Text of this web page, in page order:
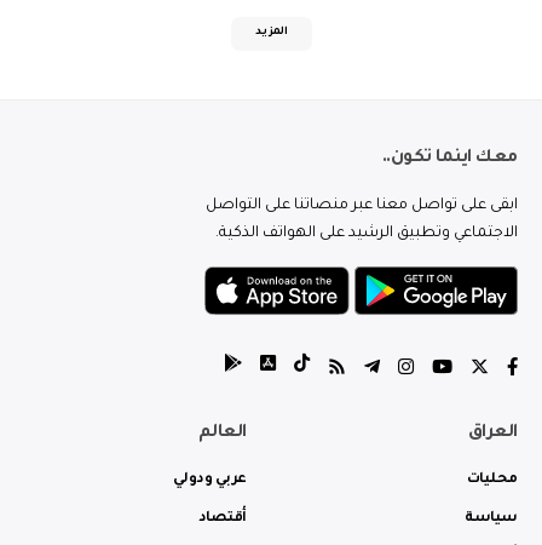
المزيد
معك اينما تكون..
ابقى على تواصل معنا عبر منصاتنا على التواصل
الاجتماعي وتطبيق الرشيد على الهواتف الذكية.
العراق
محليات
سياسة
العالم
عربي ودولي
أقتصاد